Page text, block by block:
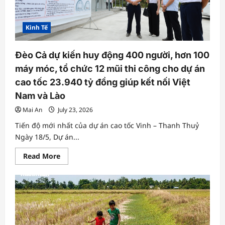
Kinh Tế
Đèo Cả dự kiến huy động 400 người, hơn 100
máy móc, tổ chức 12 mũi thi công cho dự án
cao tốc 23.940 tỷ đồng giúp kết nối Việt
Nam và Lào
Mai An July 23, 2026
Tiến độ mới nhất của dự án cao tốc Vinh – Thanh Thuỷ
Ngày 18/5, Dự án...
Read MoreRead
more
Đèo
Cả
dự
kiến
huy
động
400